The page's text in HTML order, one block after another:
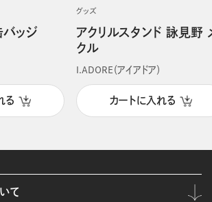
バッジ
る
グッズ
アクリルスタンド 詠見野
クル
I.ADORE（アイアドア）
カートに入れる
て